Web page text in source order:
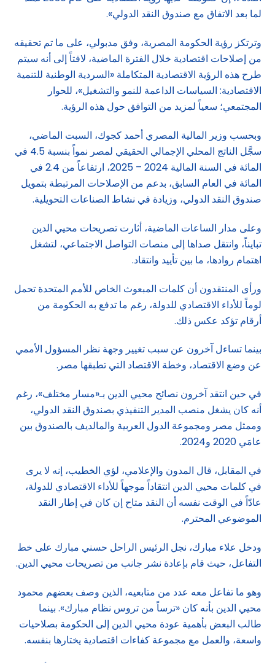
لما بعد الاتفاق مع صندوق النقد الدولي».
وترتكز رؤية الحكومة المصرية، وفق مدبولي، على ما تم تحقيقه
من إصلاحات اقتصادية خلال الفترة الماضية، لافتاً إلى أنه سيتم
طرح هذه الرؤية الاقتصادية المتكاملة «السردية الوطنية للتنمية
الاقتصادية: السياسات الداعمة للنمو والتشغيل»، للحوار
المجتمعي؛ سعياً لمزيد من التوافق حول هذه الرؤية.
وبحسب وزير المالية المصري أحمد كجوك، السبت الماضي،
سجَّل الناتج المحلي الإجمالي الحقيقي لمصر نمواً بنسبة 4.5 في
المائة في السنة المالية 2024 – 2025، ارتفاعاً من 2.4 في
المائة في العام السابق، بدعم من الإصلاحات المرتبطة بتمويل
صندوق النقد الدولي، وزيادة في نشاط الصناعات التحويلية.
وعلى مدار الساعات الماضية، أثارت تصريحات محيي الدين
تبايناً، وانتقل صداها إلى منصات التواصل الاجتماعي، لتشغل
اهتمام روادها، ما بين تأييد وانتقاد.
ورأى المنتقدون أن كلمات المبعوث الخاص للأمم المتحدة تحمل
لوماً للأداء الاقتصادي للدولة، رغم ما تدفع به الحكومة من
أرقام تؤكد عكس ذلك.
بينما تساءل آخرون عن سبب تغيير وجهة نظر المسؤول الأممي
عن وضع الاقتصاد، وخطة الاقتصاد التي تطبقها مصر.
في حين انتقد آخرون نصائح محيي الدين بـ«مسار مختلف»، رغم
أنه كان يشغل منصب المدير التنفيذي بصندوق النقد الدولي،
وممثل مصر ومجموعة الدول العربية والمالديف بالصندوق بين
عامَي 2020 و2024.
في المقابل، قال المدون والإعلامي، لؤي الخطيب، إنه لا يرى
في كلمات محيي الدين انتقاداً موجهاً للأداء الاقتصادي للدولة،
عادّاً في الوقت نفسه أن النقد متاح إن كان في إطار النقد
الموضوعي المحترم.
ودخل علاء مبارك، نجل الرئيس الراحل حسني مبارك على خط
التفاعل، حيث قام بإعادة نشر جانب من تصريحات محيي الدين.
وهو ما تفاعل معه عدد من متابعيه، الذين وصف بعضهم محمود
محيي الدين بأنه كان «ترساً من تروس نظام مبارك». بينما
طالب البعض بأهمية عودة محيي الدين إلى الحكومة بصلاحيات
واسعة، والعمل مع مجموعة كفاءات اقتصادية يختارها بنفسه.